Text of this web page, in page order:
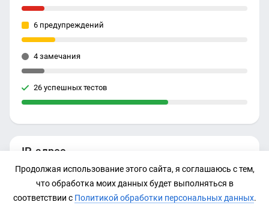
IP-адрес
31.31.198.142
6 предупреждений
4 замечания
26 успешных тестов
Продолжая использование этого сайта, я соглашаюсь с тем,
что обработка моих данных будет выполняться в
соответствии с Политикой обработки персональных данных.